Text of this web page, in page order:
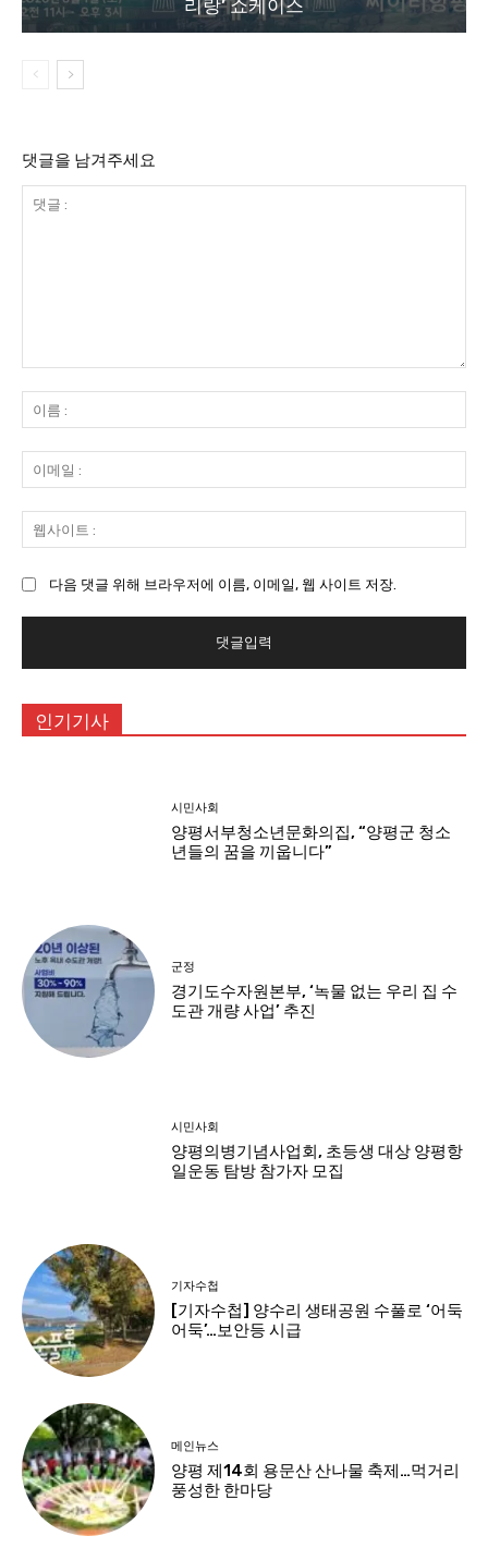
리랑’ 쇼케이스
댓글을 남겨주세요
:
름
:
메
일
사
:
다음 댓글 위해 브라우저에 이름, 이메일, 웹 사이트 저장.
인기기사
시민사회
양평서부청소년문화의집, “양평군 청소
년들의 꿈을 끼웁니다”
군정
경기도수자원본부, ‘녹물 없는 우리 집 수
도관 개량 사업’ 추진
시민사회
양평의병기념사업회, 초등생 대상 양평항
일운동 탐방 참가자 모집
기자수첩
[기자수첩] 양수리 생태공원 수풀로 ‘어둑
어둑’…보안등 시급
메인뉴스
양평 제14회 용문산 산나물 축제…먹거리
풍성한 한마당